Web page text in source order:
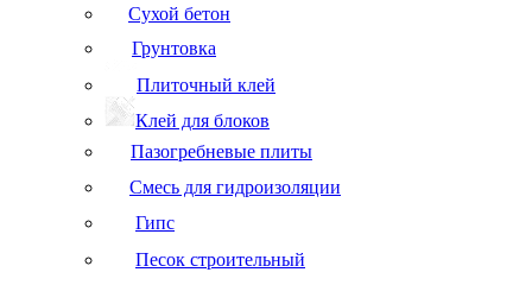
Сухой бетон
Грунтовка
Плиточный клей
Клей для блоков
Пазогребневые плиты
Смесь для гидроизоляции
Гипс
Песок строительный